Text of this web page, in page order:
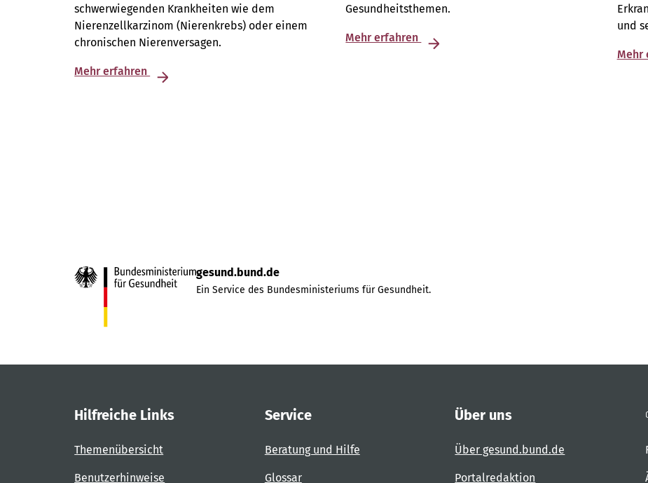
schwerwiegenden Krankheiten wie dem
Nierenzellkarzinom (Nierenkrebs) oder einem
chronischen Nierenversagen.
Mehr erfahren
Gesundheitsthemen.
Mehr erfahren
und
Mehr
gesund.bund.de
Ein Service des Bundesministeriums für Gesundheit.
Hilfreiche Links
Themenübersicht
Benutzerhinweise
Service
Beratung und Hilfe
Glossar
Über uns
Über gesund.bund.de
Portalredaktion